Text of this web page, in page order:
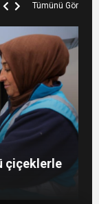
Tümünü Gör
çiçeklerleGAÜN’de gri kod tatbikatı gerçeği
olan